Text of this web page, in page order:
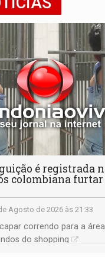
é registrada
colombiana
Agosto de 2026 às 21:33
correndo para a
do shopping